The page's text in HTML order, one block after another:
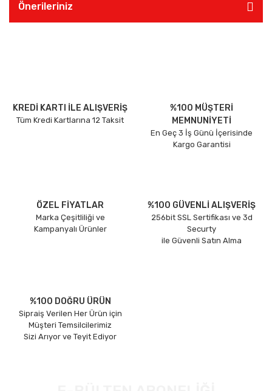
Önerileriniz
KREDİ KARTI İLE ALIŞVERİŞ
Tüm Kredi Kartlarına 12 Taksit
%100 MÜŞTERİ
MEMNUNİYETİ
En Geç 3 İş Günü İçerisinde
Kargo Garantisi
ÖZEL FİYATLAR
Marka Çeşitliliği ve
Kampanyalı Ürünler
%100 GÜVENLİ ALIŞVERİŞ
256bit SSL Sertifikası ve 3d
Securty
ile Güvenli Satın Alma
%100 DOĞRU ÜRÜN
Sipraiş Verilen Her Ürün için
Müşteri Temsilcilerimiz
Sizi Arıyor ve Teyit Ediyor